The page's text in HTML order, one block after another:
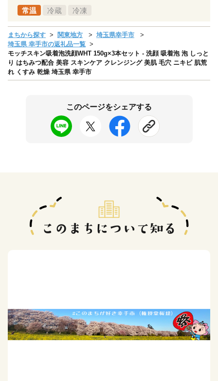
常温 冷蔵 冷凍
まちから探す 関東地方
埼玉県幸手市
埼玉県 幸手市の返礼品一覧
モッチスキン吸着泡洗顔WHT 150g×3本セット - 洗顔 吸着泡 泡 しっと
り はちみつ配合 美容 スキンケア クレンジング 美肌 毛穴 ニキビ 肌荒
れ くすみ 乾燥 埼玉県 幸手市
このページをシェアする